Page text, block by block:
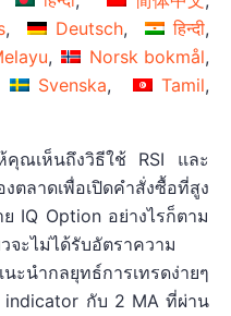
Deutsch
हिन्दी
Norsk bokmål
Svenska
Tamil
ณเห็นถึงวิธีใช้ RSI และ
ตลาดเพื่อเปิดคำสั่งซื้อที่สูง
IQ Option อย่างไรก็ตาม
จะไม่ได้รับอัตราความ
นำกลยุทธ์การเทรดง่ายๆ
indicator กับ 2 MA ที่ผ่าน